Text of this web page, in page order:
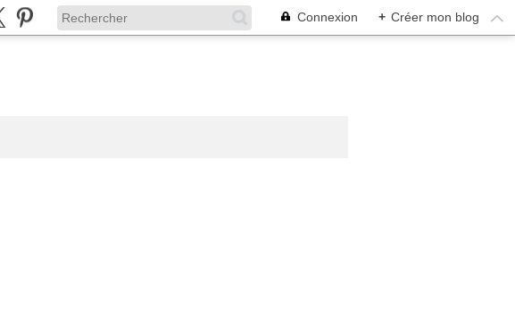
Connexion + Créer mon blog